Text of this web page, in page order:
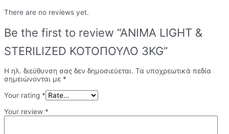
There are no reviews yet.
Be the first to review “ANIMA LIGHT &
STERILIZED ΚΟΤΟΠΟΥΛΟ 3KG”
Η ηλ. διεύθυνση σας δεν δημοσιεύεται. Τα υποχρεωτικά πεδία
σημειώνονται με *
Your rating *
Your review *